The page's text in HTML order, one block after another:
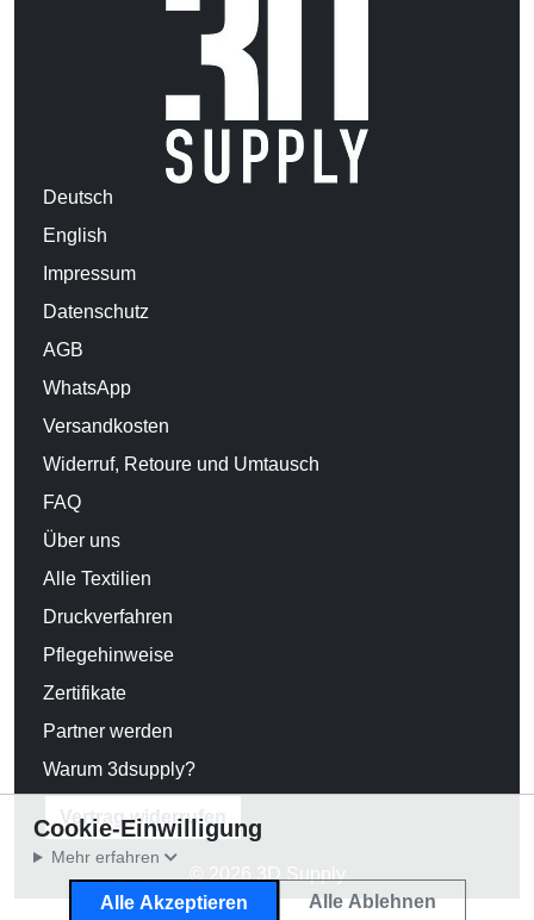
Deutsch
English
Impressum
Datenschutz
AGB
WhatsApp
Versandkosten
Widerruf, Retoure und Umtausch
FAQ
Über uns
Alle Textilien
Druckverfahren
Pflegehinweise
Zertifikate
Partner werden
Warum 3dsupply?
Vertrag widerrufen
© 2026 3D Supply
Cookie-Einwilligung
Mehr erfahren
Alle Akzeptieren Alle Ablehnen